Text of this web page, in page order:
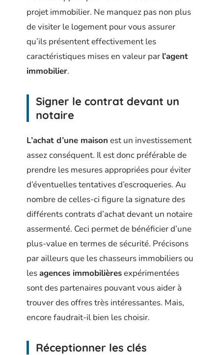
projet immobilier. Ne manquez pas non plus
de visiter le logement pour vous assurer
qu’ils présentent effectivement les
caractéristiques mises en valeur par l’agent
immobilier.
Signer le contrat devant un
notaire
L’achat d’une maison est un investissement
assez conséquent. Il est donc préférable de
prendre les mesures appropriées pour éviter
d’éventuelles tentatives d’escroqueries. Au
nombre de celles-ci figure la signature des
différents contrats d’achat devant un notaire
assermenté. Ceci permet de bénéficier d’une
plus-value en termes de sécurité. Précisons
par ailleurs que les chasseurs immobiliers ou
lesagences immobilièresexpérimentées
sont des partenaires pouvant vous aider à
trouver des offres très intéressantes. Mais,
encore faudrait-il bien les choisir.
Réceptionner les clés